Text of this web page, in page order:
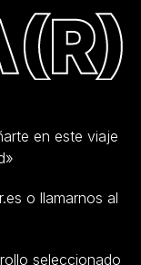
en este viaje
o llamarnos al
seleccionado